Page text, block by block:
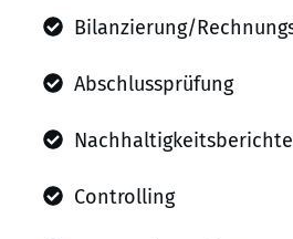
Bilanzierung/
Abschlussprüfung
Controlling